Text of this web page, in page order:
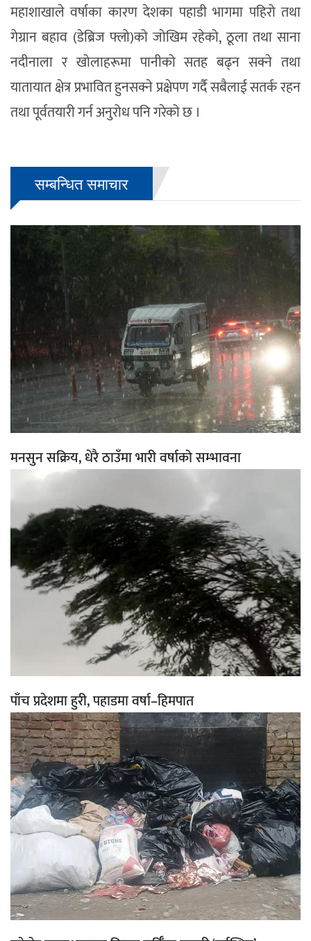
महाशाखाले वर्षाका कारण देशका पहाडी भागमा पहिरो तथा
गेग्रान बहाव (डेब्रिज फ्लो)को जोखिम रहेको, ठूला तथा साना
नदीनाला र खोलाहरूमा पानीको सतह बढ्न सक्ने तथा
यातायात क्षेत्र प्रभावित हुनसक्ने प्रक्षेपण गर्दै सबैलाई सतर्क रहन
तथा पूर्वतयारी गर्न अनुरोध पनि गरेको छ ।
सम्बन्धित समाचार
मनसुन सक्रिय, धेरै ठाउँमा भारी वर्षाको सम्भावना
पाँच प्रदेशमा हुरी, पहाडमा वर्षा–हिमपात